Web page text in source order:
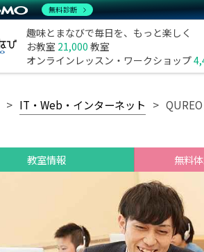
趣味とまなびで毎日を、もっと楽しく
お教室 21,000 教室
オンラインレッスン・ワークショップ
IT・Web・インターネット
教室情報 無料
無料診断